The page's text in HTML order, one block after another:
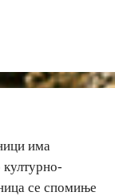
има
културно-
се спомиње